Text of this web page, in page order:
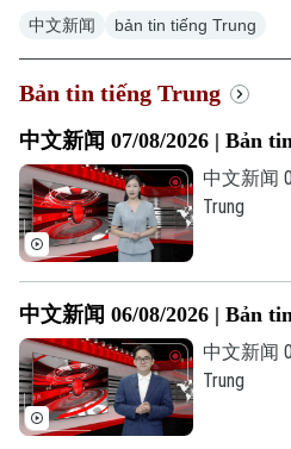
中文新闻 bản tin tiếng Trung
Bản tin tiếng Trung
中文新闻 07/08/2026 | Bản
中文新闻
Trung
中文新闻 06/08/2026 | Bản
中文新闻
Trung